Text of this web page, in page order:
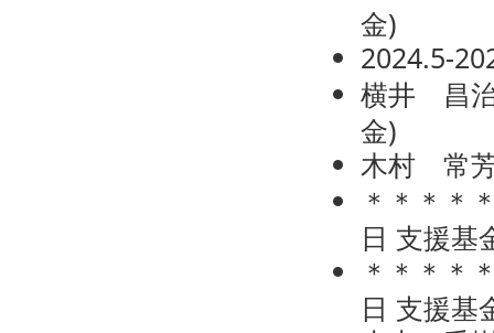
金)
2024.5-
横井 昌
金)
木村 常
＊＊＊＊
日 支援基
＊＊＊＊
日 支援基